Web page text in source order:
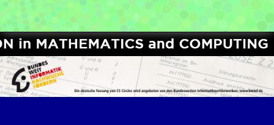
[Python High School Enrichment]
Computer Science Circles